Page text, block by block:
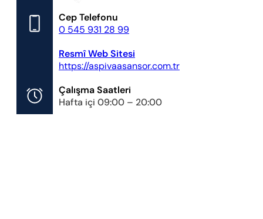
Cep Telefonu
0 545 931 28 99
Resmî Web Sitesi
https://aspivaasansor.com.tr
Çalışma Saatleri
Hafta içi 09:00 – 20:00